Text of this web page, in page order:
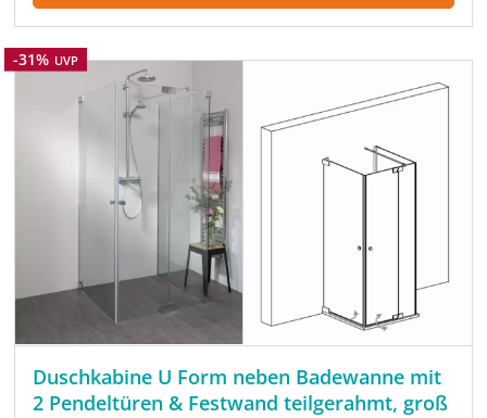
Rabatt
-31% UVP
Duschkabine U Form neben Badewanne mit
2 Pendeltüren & Festwand teilgerahmt, groß